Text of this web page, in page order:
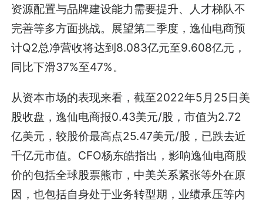
资源配置与品牌建设能力需要提升、人才梯队不
完善等多方面挑战。展望第二季度，逸仙电商预
计Q2总净营收将达到8.083亿元至9.608亿元，
同比下滑37%至47%。
从资本市场的表现来看，截至2022年5月25日美
股收盘，逸仙电商报0.43美元/股，市值为2.72
亿美元，较股价最高点25.47美元/股，已跌去近
千亿元市值。CFO杨东皓指出，影响逸仙电商股
价的包括全球股票熊市，中美关系紧张等外在原
因，也包括自身处于业务转型期，业绩承压等内